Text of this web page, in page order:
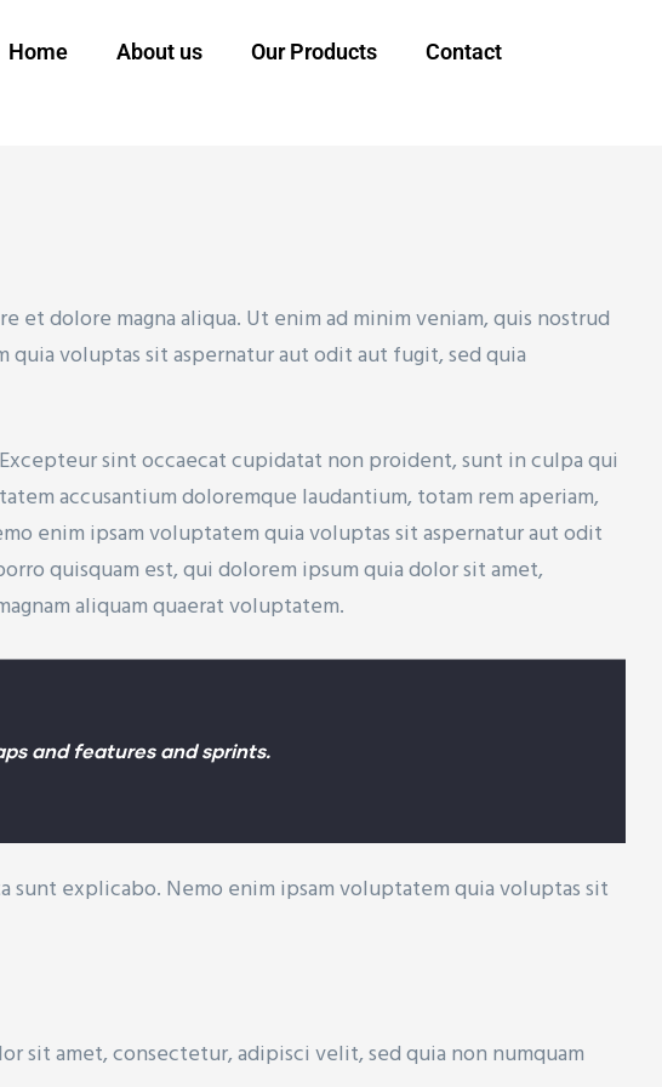
Home About us Our Products Contact
dolore magna aliqua. Ut enim ad minim veniam, quis nostrud
voluptas sit aspernatur aut odit aut fugit, sed quia
sint occaecat cupidatat non proident, sunt in culpa qui
accusantium doloremque laudantium, totam rem aperiam,
enim ipsam voluptatem quia voluptas sit aspernatur aut odit
quisquam est, qui dolorem ipsum quia dolor sit amet,
aliquam quaerat voluptatem.
and features and sprints.
explicabo. Nemo enim ipsam voluptatem quia voluptas sit
sit amet, consectetur, adipisci velit, sed quia non numquam